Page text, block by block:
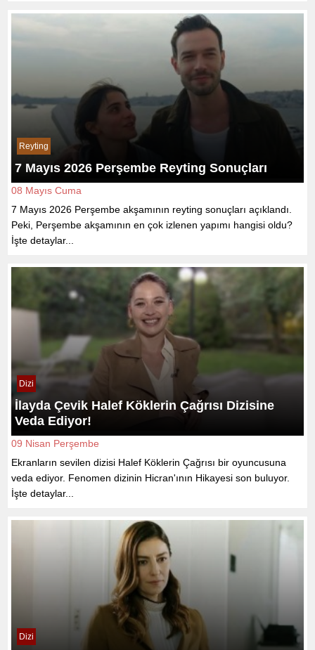
Reyting
7 Mayıs 2026 Perşembe Reyting Sonuçları
08 Mayıs Cuma
7 Mayıs 2026 Perşembe akşamının reyting sonuçları açıklandı.
Peki, Perşembe akşamının en çok izlenen yapımı hangisi oldu?
İşte detaylar...
Dizi
İlayda Çevik Halef Köklerin Çağrısı Dizisine
Veda Ediyor!
09 Nisan Perşembe
Ekranların sevilen dizisi Halef Köklerin Çağrısı bir oyuncusuna
veda ediyor. Fenomen dizinin Hicran'ının Hikayesi son buluyor.
İşte detaylar...
Dizi